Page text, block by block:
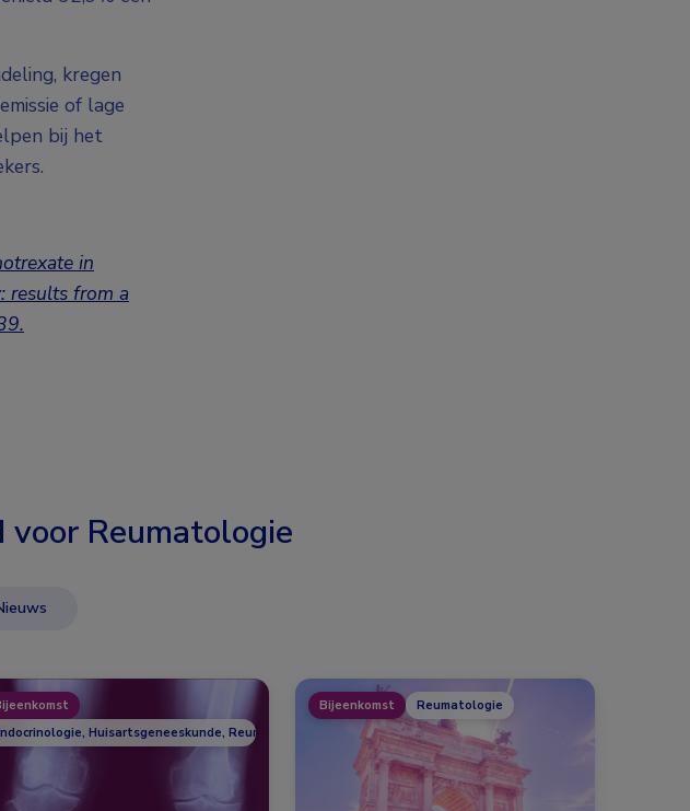
kregen
of lage
bij het
in
results from a
voor Reumatologie
Huisartsgeneeskunde, Reumatologie
Bijeenkomst Reumatologie